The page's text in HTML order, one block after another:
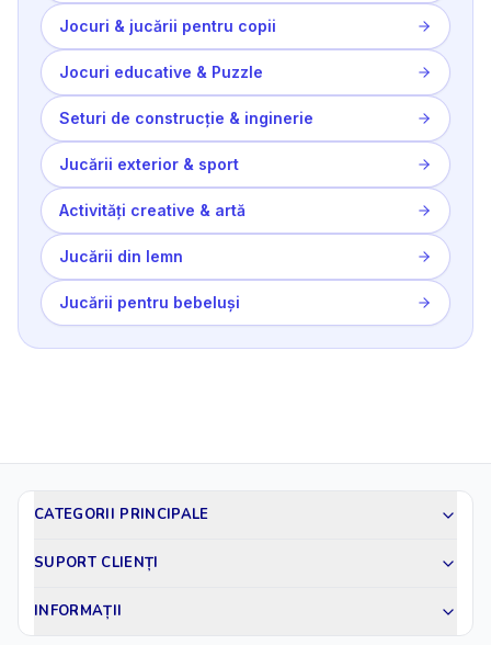
Jocuri & jucării pentru copii
Jocuri educative & Puzzle
Seturi de construcție & inginerie
Jucării exterior & sport
Activități creative & artă
Jucării din lemn
Jucării pentru bebeluși
CATEGORII PRINCIPALE
SUPORT CLIENȚI
INFORMAȚII